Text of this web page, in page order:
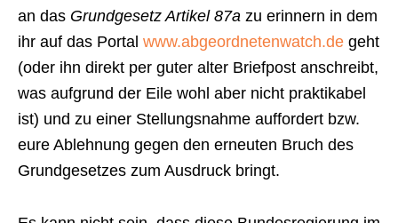
an das Grundgesetz Artikel 87a zu erinnern in dem
ihr auf das Portal www.abgeordnetenwatch.de geht
(oder ihn direkt per guter alter Briefpost anschreibt,
was aufgrund der Eile wohl aber nicht praktikabel
ist) und zu einer Stellungsnahme auffordert bzw.
eure Ablehnung gegen den erneuten Bruch des
Grundgesetzes zum Ausdruck bringt.